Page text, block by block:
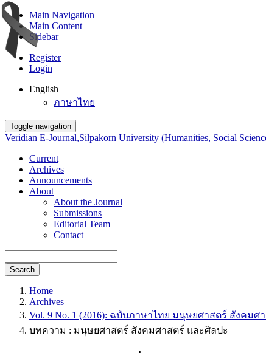
Main Navigation
Main Content
Sidebar
Register
Login
English
ภาษาไทย
Toggle navigation
Veridian E-Journal,Silpakorn University (Humanities, Social
Current
Archives
Announcements
About
About the Journal
Submissions
Editorial Team
Contact
Search
Home
Archives
Vol. 9 No. 1 (2016): ฉบับภาษาไทย มนุษยศาสตร์ สังคมศ
บทความ : มนุษยศาสตร์ สังคมศาสตร์ และศิลปะ